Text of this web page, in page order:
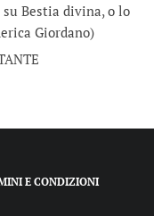
su Bestia divina, o lo
Giordano)
E CONDIZIONI